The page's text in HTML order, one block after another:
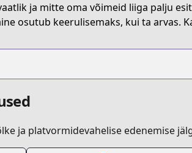
ja mitte oma võimeid liiga palju
osutub keerulisemaks, kui ta arvas.
ja platvormidevahelise edenemise